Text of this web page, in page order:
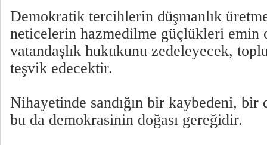
Demokratik tercihlerin düşmanlık
neticelerin hazmedilme güçlükleri emin
vatandaşlık hukukunu zedeleyecek,
teşvik edecektir.
Nihayetinde sandığın bir kaybedeni, bir
bu da demokrasinin doğası gereğidir.